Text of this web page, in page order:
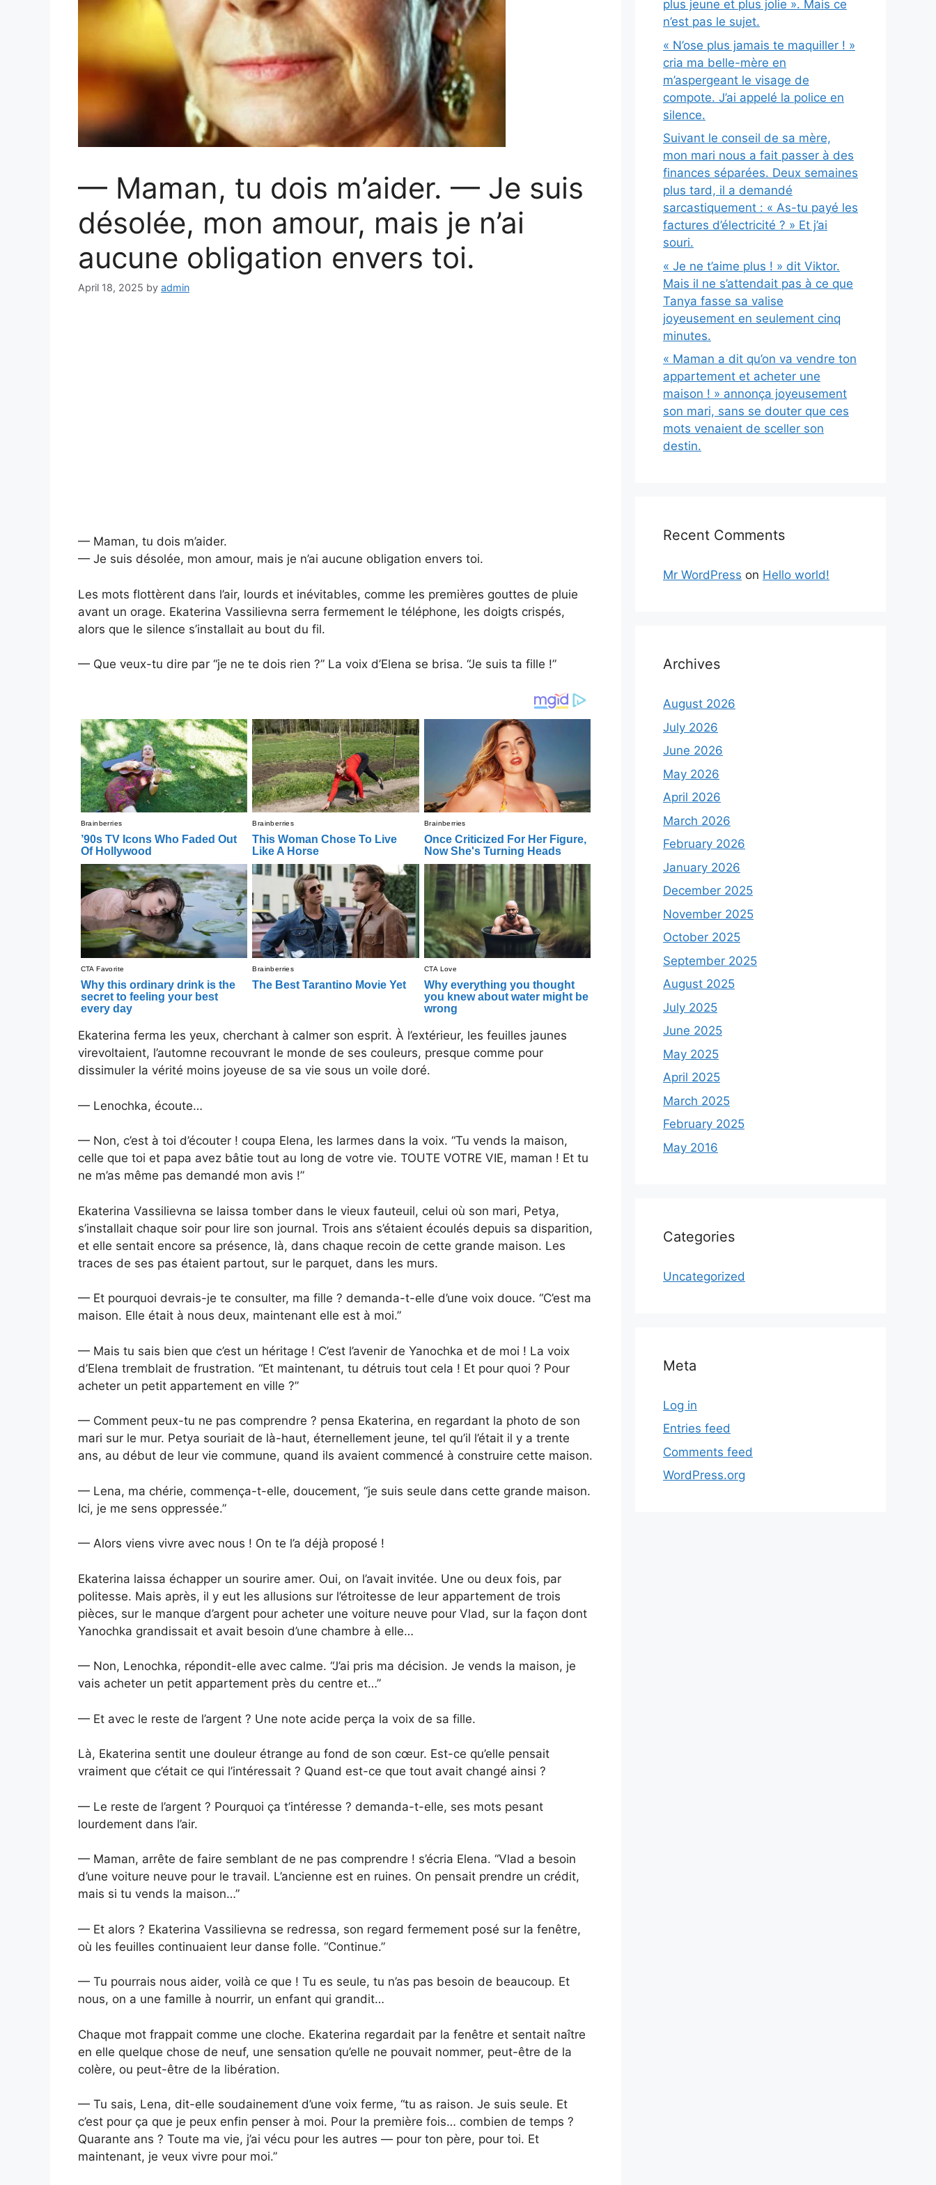
— Maman, tu dois m’aider. — Je suis
désolée, mon amour, mais je n’ai
aucune obligation envers toi.
April 18, 2025 by admin
— Maman, tu dois m’aider.
— Je suis désolée, mon amour, mais je n’ai aucune obligation envers toi.
Les mots flottèrent dans l’air, lourds et inévitables, comme les premières gouttes de pluie
avant un orage. Ekaterina Vassilievna serra fermement le téléphone, les doigts crispés,
alors que le silence s’installait au bout du fil.
— Que veux-tu dire par “je ne te dois rien ?” La voix d’Elena se brisa. “Je suis ta fille !”
Ekaterina ferma les yeux, cherchant à calmer son esprit. À l’extérieur, les feuilles jaunes
virevoltaient, l’automne recouvrant le monde de ses couleurs, presque comme pour
dissimuler la vérité moins joyeuse de sa vie sous un voile doré.
— Lenochka, écoute…
— Non, c’est à toi d’écouter ! coupa Elena, les larmes dans la voix. “Tu vends la maison,
celle que toi et papa avez bâtie tout au long de votre vie. TOUTE VOTRE VIE, maman ! Et tu
ne m’as même pas demandé mon avis !”
Ekaterina Vassilievna se laissa tomber dans le vieux fauteuil, celui où son mari, Petya,
s’installait chaque soir pour lire son journal. Trois ans s’étaient écoulés depuis sa disparition,
et elle sentait encore sa présence, là, dans chaque recoin de cette grande maison. Les
traces de ses pas étaient partout, sur le parquet, dans les murs.
— Et pourquoi devrais-je te consulter, ma fille ? demanda-t-elle d’une voix douce. “C’est ma
maison. Elle était à nous deux, maintenant elle est à moi.”
— Mais tu sais bien que c’est un héritage ! C’est l’avenir de Yanochka et de moi ! La voix
d’Elena tremblait de frustration. “Et maintenant, tu détruis tout cela ! Et pour quoi ? Pour
acheter un petit appartement en ville ?”
— Comment peux-tu ne pas comprendre ? pensa Ekaterina, en regardant la photo de son
mari sur le mur. Petya souriait de là-haut, éternellement jeune, tel qu’il l’était il y a trente
ans, au début de leur vie commune, quand ils avaient commencé à construire cette maison.
— Lena, ma chérie, commença-t-elle, doucement, “je suis seule dans cette grande maison.
Ici, je me sens oppressée.”
— Alors viens vivre avec nous ! On te l’a déjà proposé !
Ekaterina laissa échapper un sourire amer. Oui, on l’avait invitée. Une ou deux fois, par
politesse. Mais après, il y eut les allusions sur l’étroitesse de leur appartement de trois
pièces, sur le manque d’argent pour acheter une voiture neuve pour Vlad, sur la façon dont
Yanochka grandissait et avait besoin d’une chambre à elle…
— Non, Lenochka, répondit-elle avec calme. “J’ai pris ma décision. Je vends la maison, je
vais acheter un petit appartement près du centre et…”
— Et avec le reste de l’argent ? Une note acide perça la voix de sa fille.
Là, Ekaterina sentit une douleur étrange au fond de son cœur. Est-ce qu’elle pensait
vraiment que c’était ce qui l’intéressait ? Quand est-ce que tout avait changé ainsi ?
— Le reste de l’argent ? Pourquoi ça t’intéresse ? demanda-t-elle, ses mots pesant
lourdement dans l’air.
— Maman, arrête de faire semblant de ne pas comprendre ! s’écria Elena. “Vlad a besoin
d’une voiture neuve pour le travail. L’ancienne est en ruines. On pensait prendre un crédit,
mais si tu vends la maison…”
— Et alors ? Ekaterina Vassilievna se redressa, son regard fermement posé sur la fenêtre,
où les feuilles continuaient leur danse folle. “Continue.”
— Tu pourrais nous aider, voilà ce que ! Tu es seule, tu n’as pas besoin de beaucoup. Et
nous, on a une famille à nourrir, un enfant qui grandit…
Chaque mot frappait comme une cloche. Ekaterina regardait par la fenêtre et sentait naître
en elle quelque chose de neuf, une sensation qu’elle ne pouvait nommer, peut-être de la
colère, ou peut-être de la libération.
— Tu sais, Lena, dit-elle soudainement d’une voix ferme, “tu as raison. Je suis seule. Et
c’est pour ça que je peux enfin penser à moi. Pour la première fois… combien de temps ?
Quarante ans ? Toute ma vie, j’ai vécu pour les autres — pour ton père, pour toi. Et
maintenant, je veux vivre pour moi.”
plus jeune et plus jolie ». Mais ce
n’est pas le sujet.
« N’ose plus jamais te maquiller ! »
cria ma belle-mère en
m’aspergeant le visage de
compote. J’ai appelé la police en
silence.
Suivant le conseil de sa mère,
mon mari nous a fait passer à des
finances séparées. Deux semaines
plus tard, il a demandé
sarcastiquement : « As-tu payé les
factures d’électricité ? » Et j’ai
souri.
« Je ne t’aime plus ! » dit Viktor.
Mais il ne s’attendait pas à ce que
Tanya fasse sa valise
joyeusement en seulement cinq
minutes.
« Maman a dit qu’on va vendre ton
appartement et acheter une
maison ! » annonça joyeusement
son mari, sans se douter que ces
mots venaient de sceller son
destin.
Recent Comments
Mr WordPress on Hello world!
Archives
August 2026
July 2026
June 2026
May 2026
April 2026
March 2026
February 2026
January 2026
December 2025
November 2025
October 2025
September 2025
August 2025
July 2025
June 2025
May 2025
April 2025
March 2025
February 2025
May 2016
Categories
Uncategorized
Meta
Log in
Entries feed
Comments feed
WordPress.org